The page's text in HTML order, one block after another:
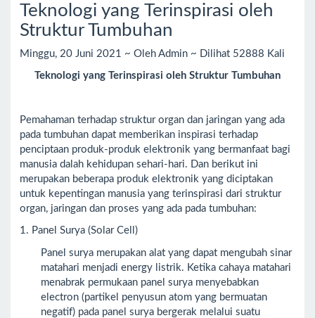
Teknologi yang Terinspirasi oleh
Struktur Tumbuhan
Minggu, 20 Juni 2021 ~ Oleh Admin ~ Dilihat 52888 Kali
Teknologi yang Terinspirasi oleh Struktur Tumbuhan
Pemahaman terhadap struktur organ dan jaringan yang ada
pada tumbuhan dapat memberikan inspirasi terhadap
penciptaan produk-produk elektronik yang bermanfaat bagi
manusia dalah kehidupan sehari-hari. Dan berikut ini
merupakan beberapa produk elektronik yang diciptakan
untuk kepentingan manusia yang terinspirasi dari struktur
organ, jaringan dan proses yang ada pada tumbuhan:
1. Panel Surya (Solar Cell)
Panel surya merupakan alat yang dapat mengubah sinar
matahari menjadi energy listrik. Ketika cahaya matahari
menabrak permukaan panel surya menyebabkan
electron (partikel penyusun atom yang bermuatan
negatif) pada panel surya bergerak melalui suatu